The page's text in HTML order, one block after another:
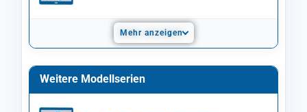
Mehr anzeigen
Weitere Modellserien